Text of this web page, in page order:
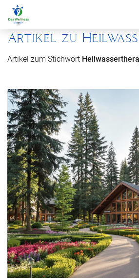
Artikel zu
Artikel zum Stichwort